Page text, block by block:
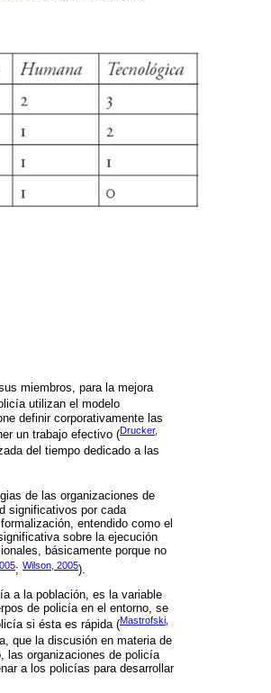
miembros, para la mejora
utilizan el modelo
definir corporativamente las
un trabajo efectivo (Drucker,
del tiempo dedicado a las
de las organizaciones de
significativos por cada
entendido como el
sobre la ejecución
básicamente porque no
; Wilson, 2005).
a la población, es la variable
de policía en el entorno, se
si ésta es rápida (Mastrofski,
que la discusión en materia de
las organizaciones de policía
a los policías para desarrollar